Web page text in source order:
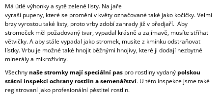
Má útlé výhonky a sytě zelené listy. Na jaře
vyraší pupeny, které se promění v květy označované také jako kočičky. Velmi
brzy vyrostou také listy, proto vrby zdobí zahrady již v předjaří. Aby
stromeček měl požadovaný tvar, vypadal krásně a zajímavě, musíte stříhat
větvičky. A aby stále vypadal jako stromek, musíte z kmínku odstraňovat
lístky. Vrbu je možné také hnojit běžnými hnojivy, které ji dodají nezbytné
minerály a mikroživiny.
Všechny naše stromky mají speciální pas pro rostliny vydaný polskou
státní inspekcí ochrany rostlin a semenářství. U této inspekce jsme také
registrovaní jako profesionální pěstitel rostlin.